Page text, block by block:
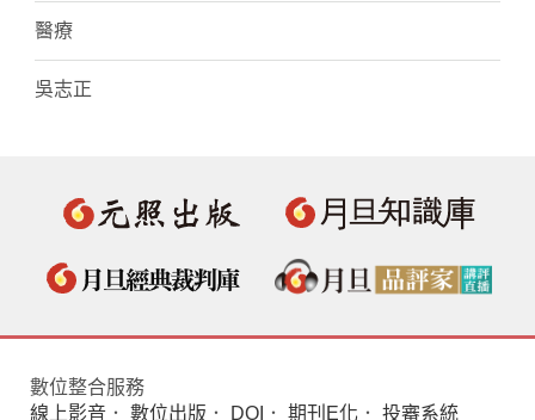
醫療
吳志正
數位整合服務
線上影音 ． 數位出版 ． DOI ． 期刊E化 ． 投審系統